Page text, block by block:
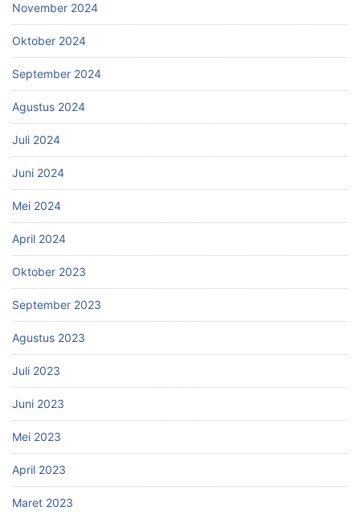
November 2024
Oktober 2024
September 2024
Agustus 2024
Juli 2024
Juni 2024
Mei 2024
April 2024
Oktober 2023
September 2023
Agustus 2023
Juli 2023
Juni 2023
Mei 2023
April 2023
Maret 2023